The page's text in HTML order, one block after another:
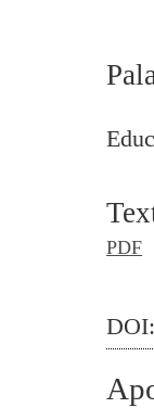
PDF
DOI: